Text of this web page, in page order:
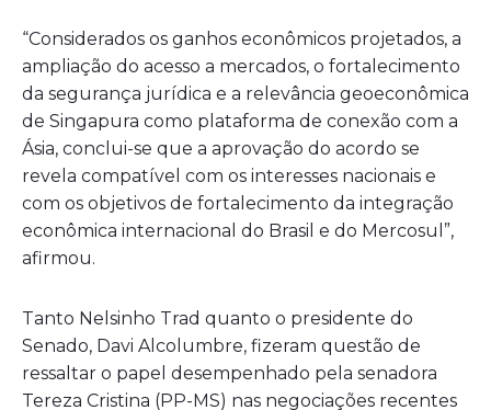
“Considerados os ganhos econômicos projetados, a
ampliação do acesso a mercados, o fortalecimento
da segurança jurídica e a relevância geoeconômica
de Singapura como plataforma de conexão com a
Ásia, conclui-se que a aprovação do acordo se
revela compatível com os interesses nacionais e
com os objetivos de fortalecimento da integração
econômica internacional do Brasil e do Mercosul”,
afirmou.
Tanto Nelsinho Trad quanto o presidente do
Senado, Davi Alcolumbre, fizeram questão de
ressaltar o papel desempenhado pela senadora
Tereza Cristina (PP-MS) nas negociações recentes